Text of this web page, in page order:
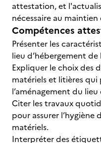
attestation, et
nécessaire au
Compétences
Présenter les
lieu d’hébergement de
Expliquer le choix des
matériels et litières
l’aménagement du
Citer les travaux
pour assurer l’hygiène
matériels.
Interpréter des